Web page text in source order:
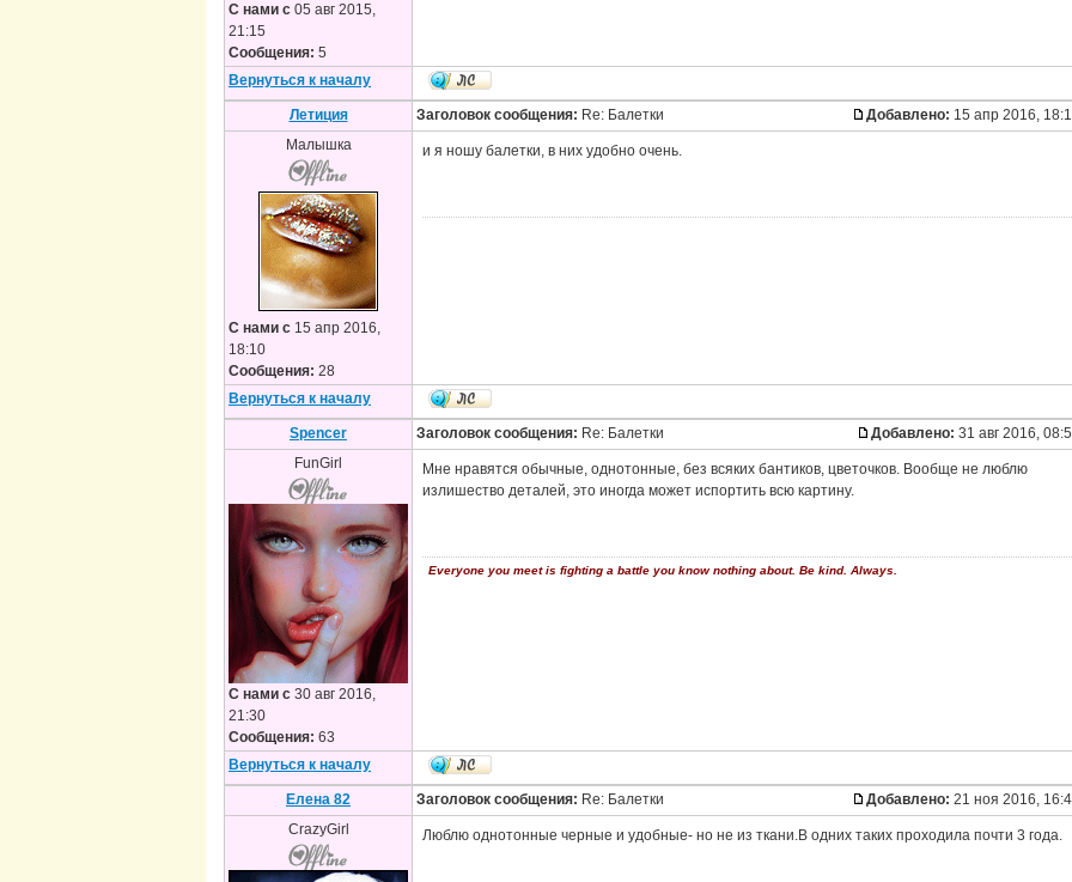
С нами с 05 авг 2015,
21:15
Сообщения: 5
Вернуться к началу
Летиция Заголовок сообщения: Re: Балетки Добавлено: 15 апр 2016,
Малышка
С нами с 15 апр 2016,
18:10
Сообщения: 28
и я ношу балетки, в них удобно очень.
Вернуться к началу
Spencer Заголовок сообщения: Re: Балетки Добавлено: 31 авг 2016,
FunGirl
С нами с 30 авг 2016,
21:30
Сообщения: 63
Мне нравятся обычные, однотонные, без всяких бантиков, цветочков. Вообще не люблю
излишество деталей, это иногда может испортить всю картину.
Everyone you meet is fighting a battle you know nothing about. Be kind. Always.
Вернуться к началу
Елена 82 Заголовок сообщения: Re: Балетки Добавлено: 21 ноя 2016,
CrazyGirl
Люблю однотонные черные и удобные- но не из ткани.В одних таких проходила почти 3 года.